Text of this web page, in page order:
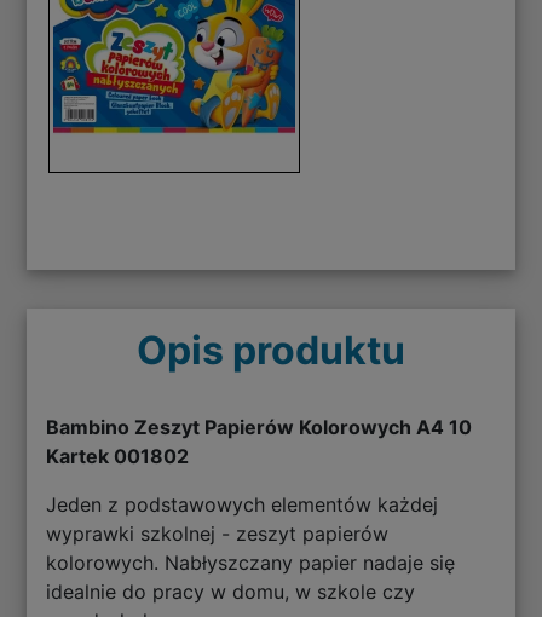
Opis produktu
Bambino Zeszyt Papierów Kolorowych A4 10
Kartek 001802
Jeden z podstawowych elementów każdej
wyprawki szkolnej - zeszyt papierów
kolorowych. Nabłyszczany papier nadaje się
idealnie do pracy w domu, w szkole czy